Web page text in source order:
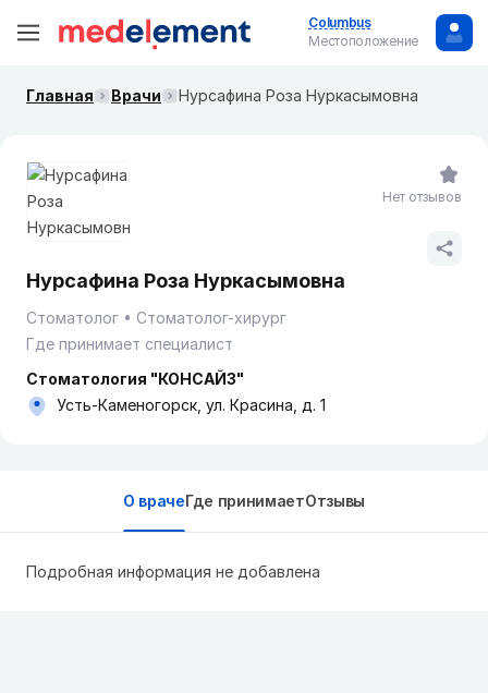
Columbus
Местоположение
Главная Врачи Нурсафина Роза Нуркасымовна
Нурсафина Роза Нуркасымовна
Стоматолог
Стоматолог-хирург
Где принимает специалист
Стоматология "КОНСАЙЗ"
Усть-Каменогорск, ул. Красина, д. 1
Нет отзывов
О врачеГде принимаетОтзывы
Подробная информация не добавлена